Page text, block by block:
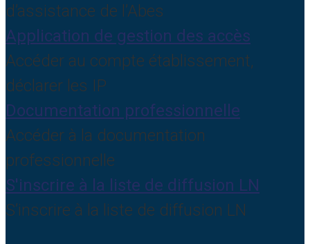
d’assistance de l’Abes
Application de gestion des accès
Accéder au compte établissement,
déclarer les IP
Documentation professionnelle
Accéder à la documentation
professionnelle
S'inscrire à la liste de diffusion LN
S’inscrire à la liste de diffusion LN